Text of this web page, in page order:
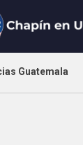
Guatemala